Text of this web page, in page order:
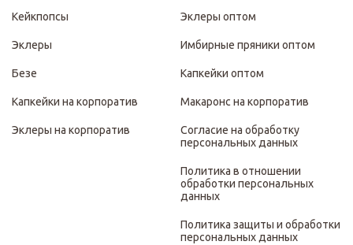
Кейкпопсы
Эклеры
Безе
Капкейки на корпоратив
Эклеры на корпоратив
Эклеры оптом
Имбирные пряники оптом
Капкейки оптом
Макаронс на корпоратив
Согласие на обработку
персональных данных
Политика в отношении
обработки персональных
данных
Политика защиты и обработки
персональных данных